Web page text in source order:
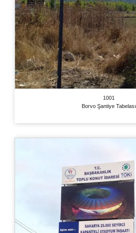
1001
Borvo Şantiye Tabelası